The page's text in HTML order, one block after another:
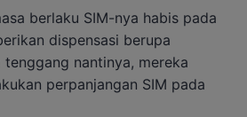
berlaku SIM-nya habis pada
dispensasi berupa
tenggang nantinya, mereka
perpanjangan SIM pada